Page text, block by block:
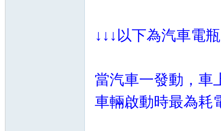
↓↓↓以下為汽車電
當汽車一發動，車
車輛啟動時最為耗